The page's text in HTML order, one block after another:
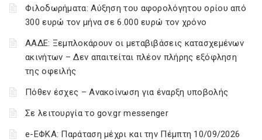
Φιλοδωρήματα: Αύξηση του αφορολόγητου ορίου από
300 ευρώ τον μήνα σε 6.000 ευρώ τον χρόνο
ΑΑΔΕ: Ξεμπλοκάρουν οι μεταβιβάσεις κατασχεμένων
ακινήτων – Δεν απαιτείται πλέον πλήρης εξόφληση
της οφειλής
Πόθεν έσχες – Ανακοίνωση για έναρξη υποβολής
Σε λειτουργία το gov.gr messenger
e-ΕΦΚΑ: Παράταση μέχρι και την Πέμπτη 10/09/2026